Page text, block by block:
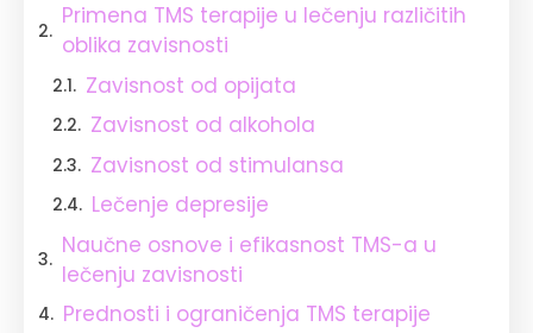
Primena TMS terapije u lečenju različitih
oblika zavisnosti
Zavisnost od opijata
Zavisnost od alkohola
Zavisnost od stimulansa
Lečenje depresije
Naučne osnove i efikasnost TMS-a u
lečenju zavisnosti
Prednosti i ograničenja TMS terapije